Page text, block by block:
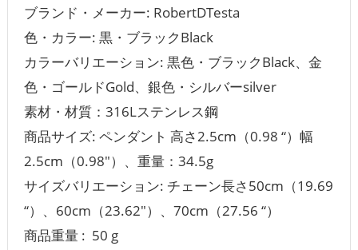
ブランド・メーカー‏: RobertDTesta
色・カラー: 黒・ブラックBlack
カラーバリエーション: 黒色・ブラックBlack、金
色・ゴールドGold、銀色・シルバーsilver
素材・材質：316Lステンレス鋼
商品サイズ: ペンダント 高さ2.5cm（0.98 “）幅
2.5cm（0.98″）、重量：34.5g
サイズバリエーション: チェーン長さ50cm（19.69
“）、60cm（23.62″）、70cm（27.56 “）
商品重量 ‏: ‎ 50 g